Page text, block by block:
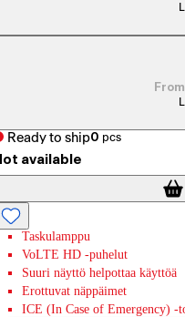
Ready to ship0 pcs
available
Taskulamppu
VoLTE HD -puhelut
Suuri näyttö helpottaa käyttöä
Erottuvat näppäimet
ICE (In Case of Emergency) -